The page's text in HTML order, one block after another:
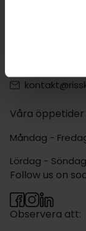
Våra öppetider
Måndag -
Lördag -
Observera att:
Follow us on